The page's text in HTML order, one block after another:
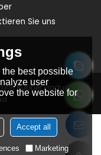
Sie uns
Rubber Products Co.
best possible
user
the website for
Accept all
Marketing